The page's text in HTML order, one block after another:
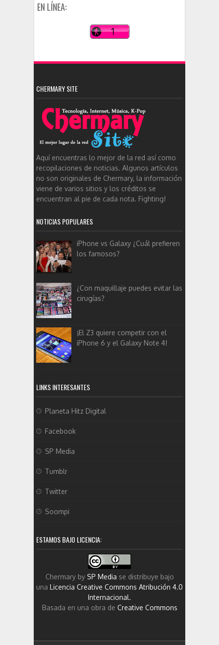
EN LÍNEA:
CHERMARY SITE
Aquí encuentras lo mejor de la red así como
recopilaciones de noticias. Algunos artículos
no son originales de Chermary, la información
viene de varios sitios y los créditos se
encuentran al pie de cada nota. Fighting!
NOTICIAS POPULARES
iPhone vs Galaxy ¿Cuál prefieren
los famosos?
¿Con maquillaje puedes evitar las
cirugías?
¡El Z3 quiere competir con el
iPhone 6 y el Galaxy Note 4!
LINKS INTERESANTES
Planeta Hitz Digital
Facebook
SP Media
Tumblr
Twitter
Soompi
ESTAMOS BAJO LICENCIA:
Chermaryby SP Media se distribuye bajo
una Licencia Creative Commons Atribución 4.0
Internacional.
Basada en una obra de Creative Commons